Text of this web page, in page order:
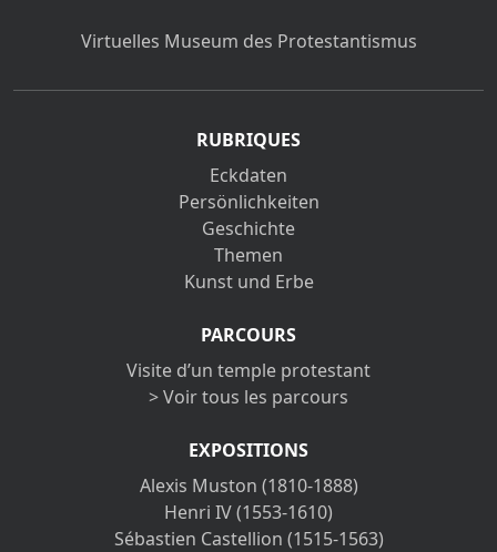
Virtuelles Museum des Protestantismus
RUBRIQUES
Eckdaten
Persönlichkeiten
Geschichte
Themen
Kunst und Erbe
PARCOURS
Visite d’un temple protestant
> Voir tous les parcours
EXPOSITIONS
Alexis Muston (1810-1888)
Henri IV (1553-1610)
Sébastien Castellion (1515-1563)